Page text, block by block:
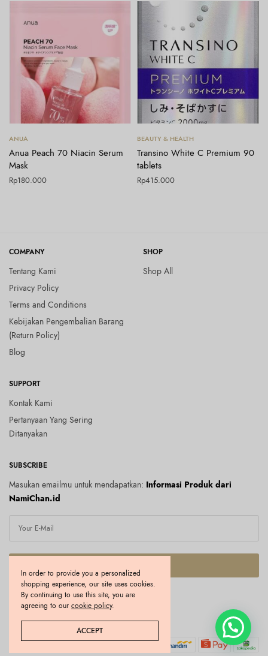
ANUA
Anua Peach 70 Niacin Serum
Mask
Rp180.000
Tambah ke keranjang
BEAUTY & HEALTH
Transino White C Premium 90
tablets
Rp415.000
COMPANY
Tentang Kami
Privacy Policy
Terms and Conditions
Kebijakan Pengembalian Barang
(Return Policy)
Blog
SHOP
Shop All
SUPPORT
Kontak Kami
Pertanyaan Yang Sering
Ditanyakan
SUBSCRIBE
Masukan emailmu untuk mendapatkan: Informasi Produk dari
NamiChan.id
I would like to receive news and special offers.
Copyright © 2026 Namichan.id. All rights reserved.
In order to provide you a personalized
shopping experience, our site uses cookies.
By continuing to use this site, you are
agreeing to ourcookie policy.
ACCEPT